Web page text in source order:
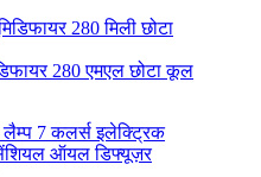
280 एमएल छोटा कूल